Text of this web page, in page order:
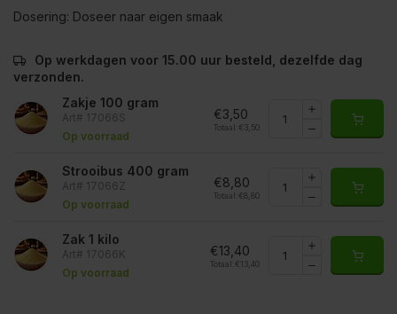
Dosering: Doseer naar eigen smaak
Op werkdagen voor 15.00 uur besteld, dezelfde dag
verzonden.
Zakje 100 gram
Art# 17066S
Op voorraad
€3,50
Totaal: €3,50
Strooibus 400 gram
Art# 17066Z
Op voorraad
€8,80
Totaal: €8,80
Zak 1 kilo
Art# 17066K
Op voorraad
€13,40
Totaal: €13,40